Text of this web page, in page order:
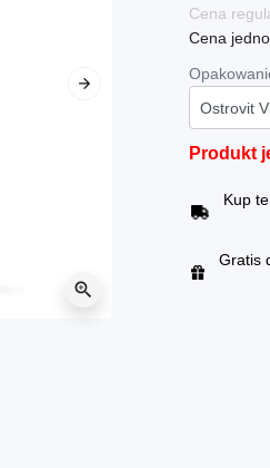
Następny
zoom_in
Cena
Cena
Produkt
Kup
Gratis